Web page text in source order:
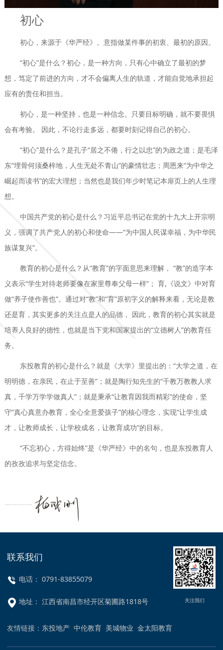
初心
初心，来源于《华严经》。意指做某件事的初衷、最初的原因。
“初心”是什么？初心，是一种方向，只有心中确立了最初的梦
想，笃定了前进的方向，才不会偏离人生的轨道，才能自觉地承担起
应有的责任和担当。
初心，是一种坚持，也是一种信念。只要目标明确，就不要畏惧
会有考验。 因此，不论行走多远，都要时刻记得自己的初心。
“初心”是什么？是孔子“居之不倦，行之以忠”的为政之道；是毛泽
东“埋骨何须桑梓地，人生无处不青山”的豪情壮志；周恩来“为中华之
崛起而读书”的宏大理想；当然也是我们年少时笔记本扉页上的人生理
想。
中国共产党的初心是什么？习近平总书记在党的十九大上开宗明
义，强调了共产党人的初心和使命——“为中国人民谋幸福，为中华民
族谋复兴”。
教育的初心是什么？从“教育”的字面意思来理解， “教”的造字本
义表示“学生对待老师要像在家里尊奉父母一样”； 育,《说文》中对育
做“养子使作善也”。通过对“教”和“育”原初字义的解释来看，无论是教
还是育，其实更多的关注点是人的品德， 因此，教育的初心其实就是
培养人良好的德性，也就是当下党和国家提出的“立德树人”的教育任
务。
东投教育的初心是什么？就是《大学》里提出的：“大学之道，在
明明德，在亲民，在止于至善”；就是陶行知先生的“千教万教教人求
真，千学万学学做真人”；就是秉承“让教育因我而精彩”的使命，坚
守“真心真意办教育，全心全意爱孩子”的核心理念，实现“让学生成
才，让教师成长，让学校成名，让教育成功”的目标。
“不忘初心，方得始终”是《华严经》中的名句，也是东投教育人
的孜孜追求与坚定信念。
————
联系我们
电话： 0791-83855079
地址： 江西省南昌市经开区菊圃路1818号 关注我们
友情链接： 东投地产 中伦教育 美城物业 金太阳教育